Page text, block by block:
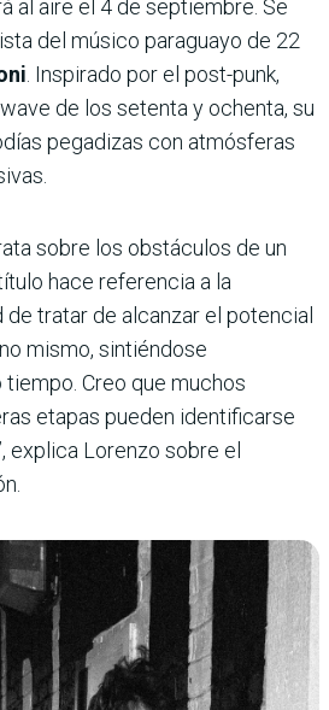
al aire el 4 de septiembre. Se
del músico paraguayo de 22
. Inspirado por el post-punk,
de los setenta y ochenta, su
pegadizas con atmósferas
sobre los obstáculos de un
hace referencia a la
tratar de alcanzar el potencial
mismo, sintiéndose
Creo que muchos
etapas pueden identificarse
explica Lorenzo sobre el